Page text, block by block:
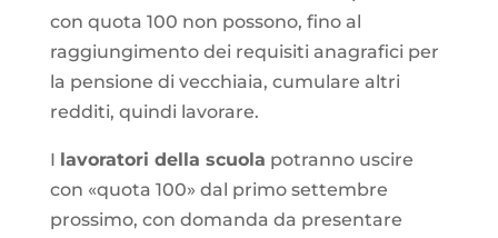
con quota 100 non possono, fino al
raggiungimento dei requisiti anagrafici per
la pensione di vecchiaia, cumulare altri
redditi, quindi lavorare.
I lavoratori della scuola potranno uscire
con «quota 100» dal primo settembre
prossimo, con domanda da presentare